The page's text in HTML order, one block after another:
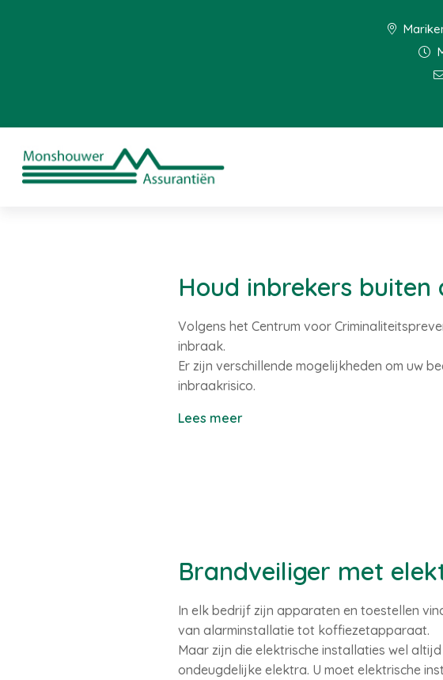
Houd inbrekers buiten
Volgens het Centrum voor
inbraak.
Er zijn verschillende mogelijkheden om uw
inbraakrisico.
Lees meer
Brandveiliger met
In elk bedrijf zijn apparaten en toestellen
van alarminstallatie tot koffiezetapparaat.
Maar zijn die elektrische installaties wel
ondeugdelijke elektra. U moet elektrische